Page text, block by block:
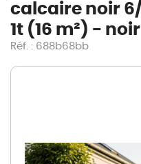
calcaire noir
1t (16 m²) - noir
Réf. : 688b68bb
Skip
to